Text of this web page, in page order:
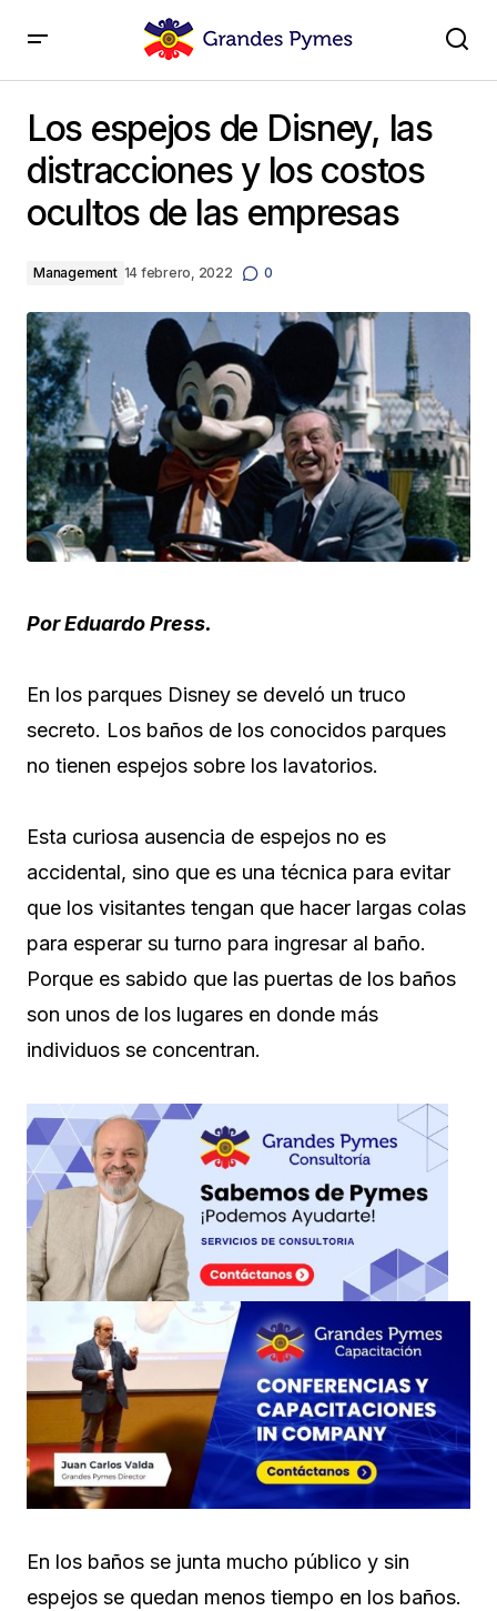
ocultos de las empresas
Los espejos de Disney, las
distracciones y los costos
ocultos de las empresas
Management 14 febrero, 2022 0
Por Eduardo Press.
En los parques Disney se develó un truco
secreto. Los baños de los conocidos parques
no tienen espejos sobre los lavatorios.
Esta curiosa ausencia de espejos no es
accidental, sino que es una técnica para evitar
que los visitantes tengan que hacer largas colas
para esperar su turno para ingresar al baño.
Porque es sabido que las puertas de los baños
son unos de los lugares en donde más
individuos se concentran.
En los baños se junta mucho público y sin
espejos se quedan menos tiempo en los baños.